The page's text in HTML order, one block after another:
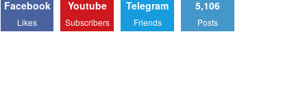
Facebook
Likes
Youtube
Subscribers
Telegram
Friends
5,106
Posts